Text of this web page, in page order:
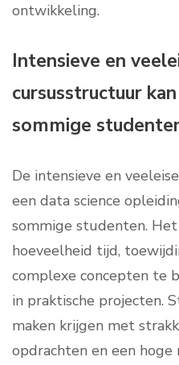
ontwikkeling.
Intensieve en
cursusstructuur
sommige
De intensieve en
een data science
sommige studenten.
hoeveelheid tijd,
complexe concepten te
in praktische projecten.
maken krijgen met
opdrachten en een